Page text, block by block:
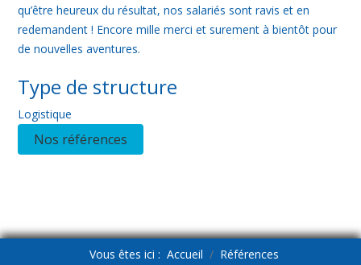
qu’être heureux du résultat, nos salariés sont ravis et en
redemandent ! Encore mille merci et surement à bientôt pour
de nouvelles aventures.
Type de structure
Logistique
Nos références
Vous êtes ici : Accueil Références